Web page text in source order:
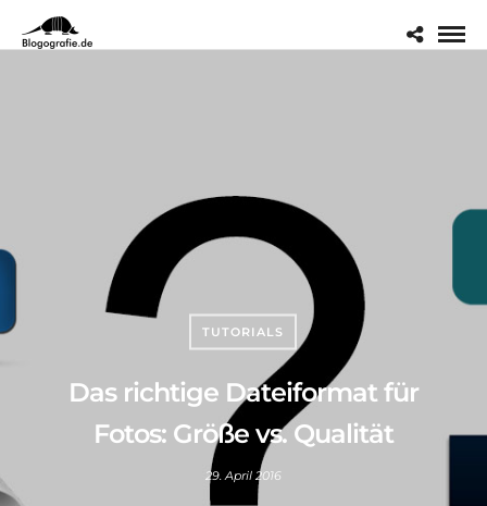
TUTORIALS
Das richtige Dateiformat für
Fotos: Größe vs. Qualität
29. April 2016